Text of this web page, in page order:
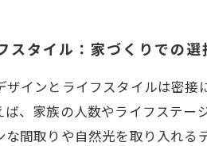
スタイル：家づくりでの選
ザインとライフスタイルは密
、家族の人数やライフステー
な間取りや自然光を取り入れ